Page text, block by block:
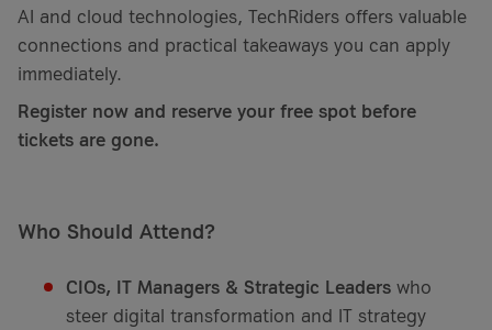
AI and cloud technologies, TechRiders offers valuable
connections and practical takeaways you can apply
immediately.
Register now and reserve your free spot before
tickets are gone.
Who Should Attend?
CIOs, IT Managers & Strategic Leaders who
steer digital transformation and IT strategy